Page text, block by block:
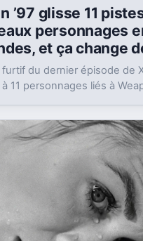
’97 glisse 11
personnages
et ça change
furtif du dernier épisode de
11 personnages liés à